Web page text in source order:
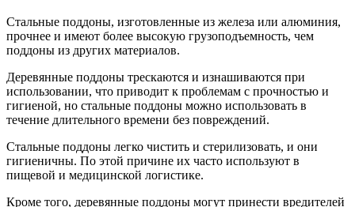
Стальные поддоны, изготовленные из железа или алюминия,
прочнее и имеют более высокую грузоподъемность, чем
поддоны из других материалов.
Деревянные поддоны трескаются и изнашиваются при
использовании, что приводит к проблемам с прочностью и
гигиеной, но стальные поддоны можно использовать в
течение длительного времени без повреждений.
Стальные поддоны легко чистить и стерилизовать, и они
гигиеничны. По этой причине их часто используют в
пищевой и медицинской логистике.
Кроме того, деревянные поддоны могут принести вредителей